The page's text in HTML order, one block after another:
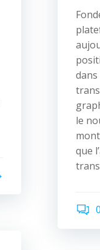
dans
le
que
0